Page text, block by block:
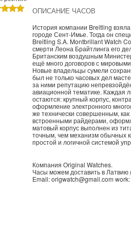
ОПИСАНИЕ ЧАСОВ
История компании Breitling
городе Сент-Имье. Тогда он
Breitling S.A. Montbrillant Watch
смерти Леона Брайтлинга его
Британским воздушным
ещё много договоров с
Новые владельцы сумели
был не только часовых дел
за ними репутацию
авиационной тематике. Каждая
остаются: крупный корпус,
оформление электронного
же технически совершенным,
встроенными райдерами,
матовый корпус выполнен из
точным, чем механизм обычных
простой и логичной системой
Компания Original Watches.
Часы можем доставить в Латвию
Email:origwatch@gmail.com work: